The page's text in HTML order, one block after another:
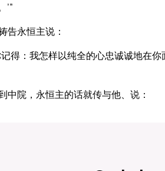
’”
告永恒主说：
得：我怎样以纯全的心忠诚诚地在
中院，永恒主的话就传与他、说：